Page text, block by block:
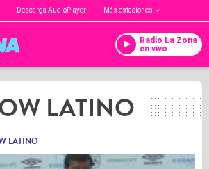
Descarga AudioPlayer Más estaciones
Radio La Zona
en vivo
LATINO
LATINO